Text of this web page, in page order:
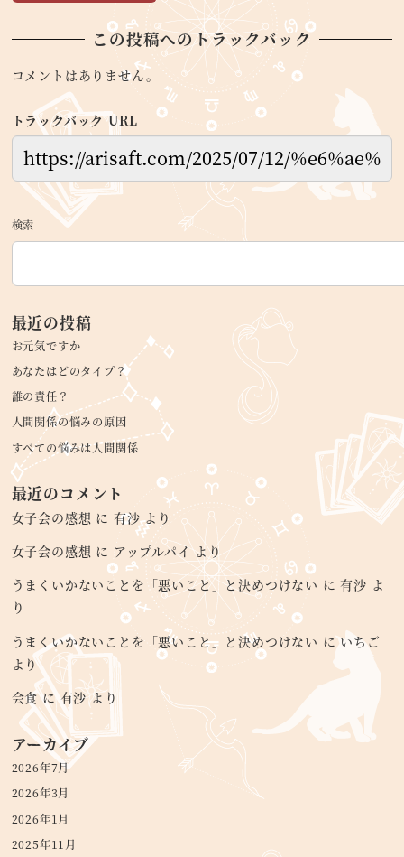
この投稿へのトラックバック
コメントはありません。
トラックバック URL
検索
最近の投稿
お元気ですか
あなたはどのタイプ？
誰の責任？
人間関係の悩みの原因
すべての悩みは人間関係
最近のコメント
女子会の感想 に 有沙より
女子会の感想 に アップルパイ より
うまくいかないことを「悪いこと」と決めつけない に有沙 よ
り
うまくいかないことを「悪いこと」と決めつけない にいちご
より
会食に有沙より
アーカイブ
2026年7月
2026年3月
2026年1月
2025年11月